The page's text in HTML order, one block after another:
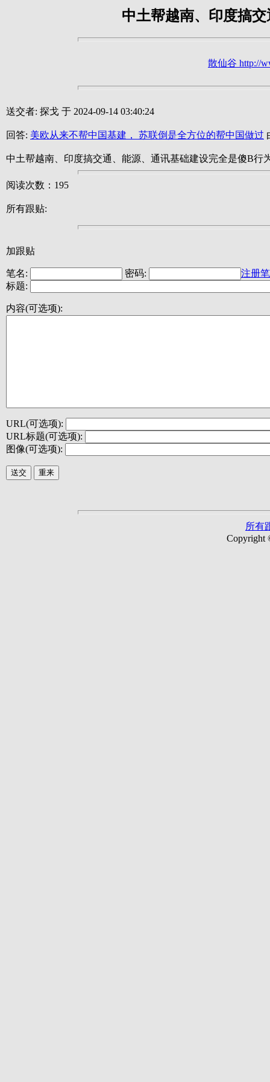
中土帮越南、印度搞
散仙谷 http://
送交者: 探戈 于 2024-09-14 03:40:24
回答: 美欧从来不帮中国基建， 苏联倒是全方位的帮中国做过
中土帮越南、印度搞交通、能源、通讯基础建设完全是傻B行
阅读次数：195
所有跟贴:
加跟贴
笔名: 密码:
注册
标题:
内容(可选项):
URL(可选项):
URL标题(可选项):
图像(可选项):
所有
Copyright